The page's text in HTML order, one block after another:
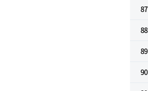
87
88
89
90